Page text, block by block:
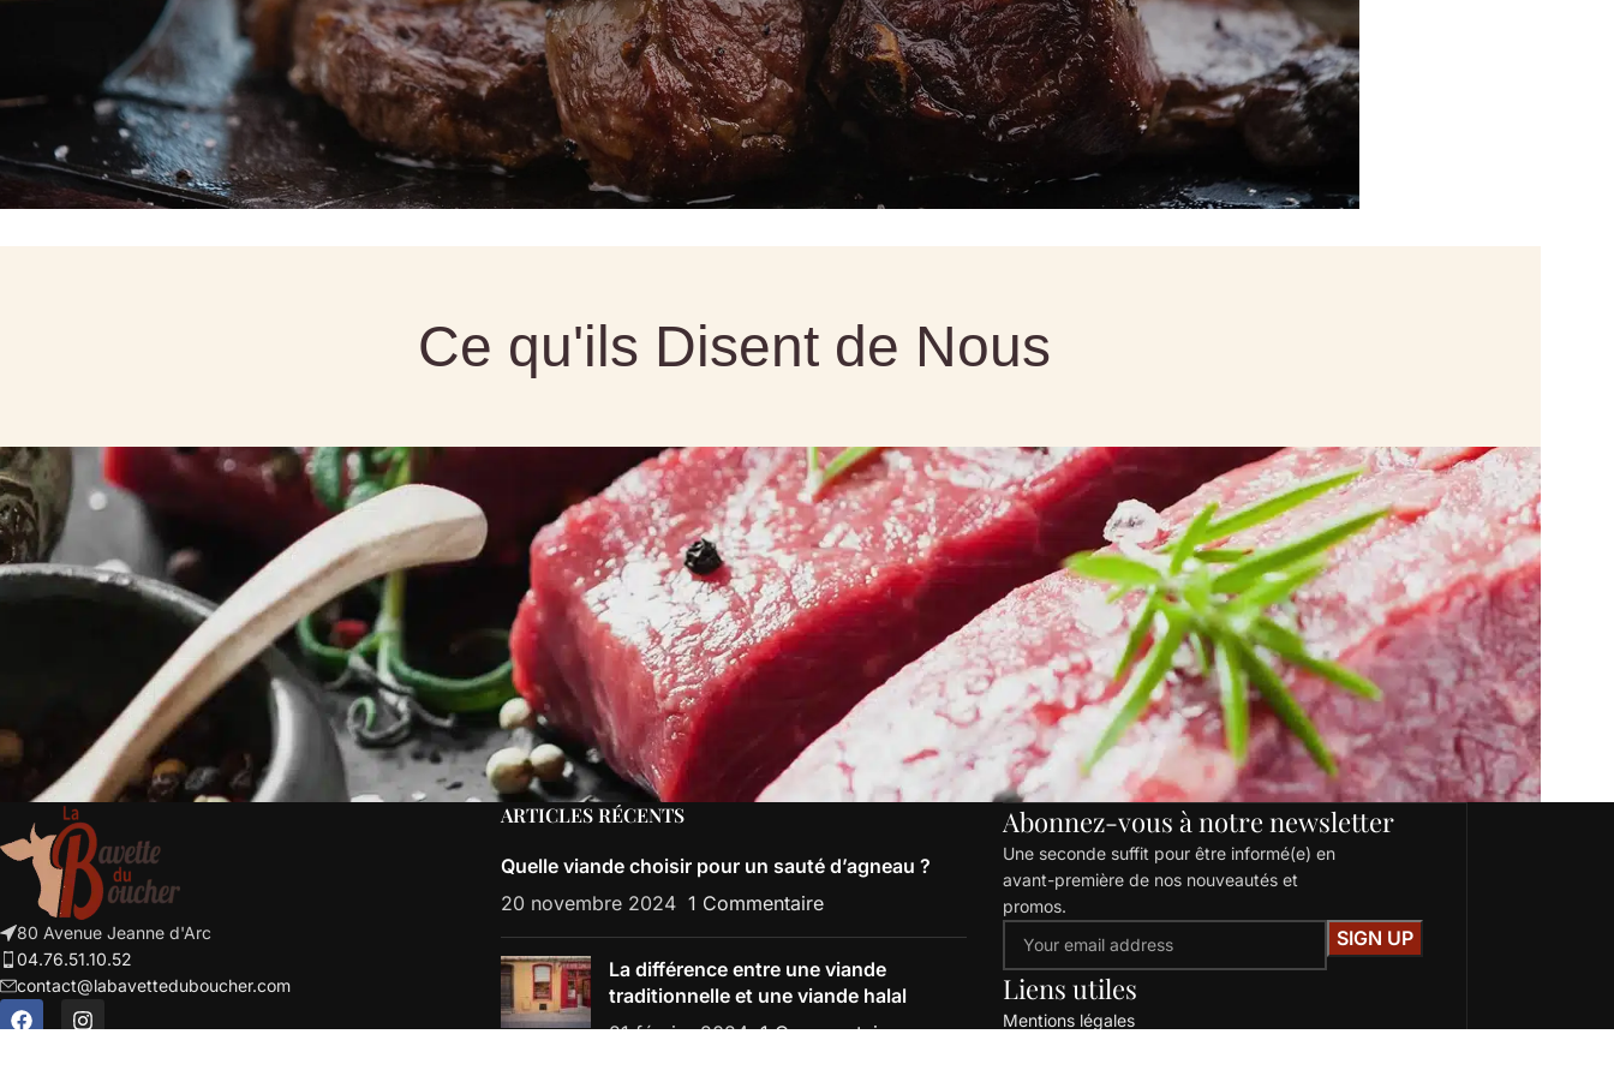
Identifiant ou e-mail
RÉINITIALISATION DU MOT DE PASSE
Ce qu'ils Disent de Nous
80 Avenue Jeanne d'Arc
04.76.51.10.52
contact@labavetteduboucher.com
ARTICLES RÉCENTS
Quelle viande choisir pour un sauté d’agneau ?
20 novembre 2024 1 Commentaire
La différence entre une viande
traditionnelle et une viande halal
21 février 2024 1 Commentaire
Abonnez-vous à notre newsletter
Une seconde suffit pour être informé(e) en
avant-première de nos nouveautés et
promos.
Liens utiles
Mentions légales